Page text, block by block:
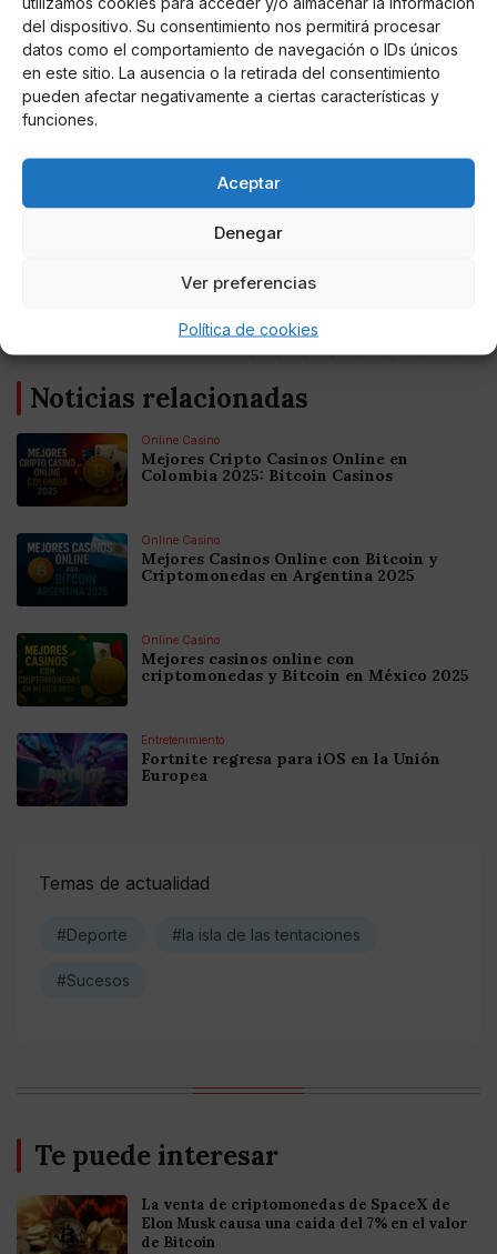
del dispositivo. Su consentimiento nos permitirá procesar
datos como el comportamiento de navegación o IDs únicos
en este sitio. La ausencia o la retirada del consentimiento
pueden afectar negativamente a ciertas características y
funciones.
Aceptar
Denegar
Ver preferencias
Política de cookies
Una publicación compartida de Sálvame (@salvameoficial)
Stephy
Noticias relacionadas
Online Casino
Mejores Cripto Casinos Online en
Colombia 2025: Bitcoin Casinos
Online Casino
Mejores Casinos Online con Bitcoin y
Criptomonedas en Argentina 2025
Online Casino
Mejores casinos online con
criptomonedas y Bitcoin en México 2025
Entretenimiento
Fortnite regresa para iOS en la Unión
Europea
Temas de actualidad
#Deporte #la isla de las tentaciones
#Sucesos
Te puede interesar
La venta de criptomonedas de SpaceX de
Elon Musk causa una caída del 7% en el valor
de Bitcoin